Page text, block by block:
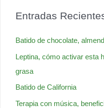
Entradas
Batido de chocolate,
Leptina, cómo activar esta
grasa
Batido de California
Terapia con música,